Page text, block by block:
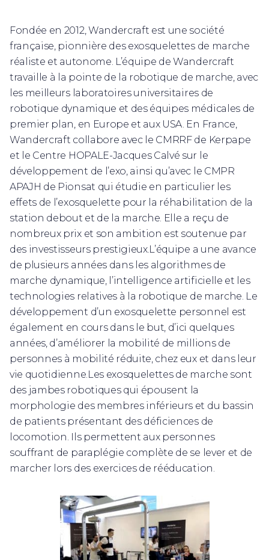
Fondée en 2012, Wandercraft est une société
française, pionnière des exosquelettes de marche
réaliste et autonome. L’équipe de Wandercraft
travaille à la pointe de la robotique de marche, avec
les meilleurs laboratoires universitaires de
robotique dynamique et des équipes médicales de
premier plan, en Europe et aux USA. En France,
Wandercraft collabore avec le CMRRF de Kerpape
et le Centre HOPALE-Jacques Calvé sur le
développement de l’exo, ainsi qu’avec le CMPR
APAJH de Pionsat qui étudie en particulier les
effets de l’exosquelette pour la réhabilitation de la
station debout et de la marche. Elle a reçu de
nombreux prix et son ambition est soutenue par
des investisseurs prestigieux.L’équipe a une avance
de plusieurs années dans les algorithmes de
marche dynamique, l’intelligence artificielle et les
technologies relatives à la robotique de marche. Le
développement d’un exosquelette personnel est
également en cours dans le but, d’ici quelques
années, d’améliorer la mobilité de millions de
personnes à mobilité réduite, chez eux et dans leur
vie quotidienne.Les exosquelettes de marche sont
des jambes robotiques qui épousent la
morphologie des membres inférieurs et du bassin
de patients présentant des déficiences de
locomotion. Ils permettent aux personnes
souffrant de paraplégie complète de se lever et de
marcher lors des exercices de rééducation.